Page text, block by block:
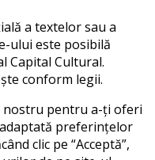
a textelor sau a
ului este posibilă
Capital Cultural.
conform legii.
nostru pentru a-ți oferi
preferințelor
clic pe “Acceptă”,